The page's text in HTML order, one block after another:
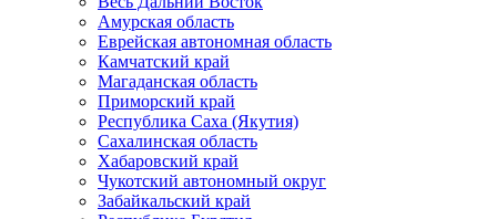
Амурская область
Еврейская автономная область
Камчатский край
Магаданская область
Приморский край
Республика Саха (Якутия)
Сахалинская область
Хабаровский край
Чукотский автономный округ
Забайкальский край